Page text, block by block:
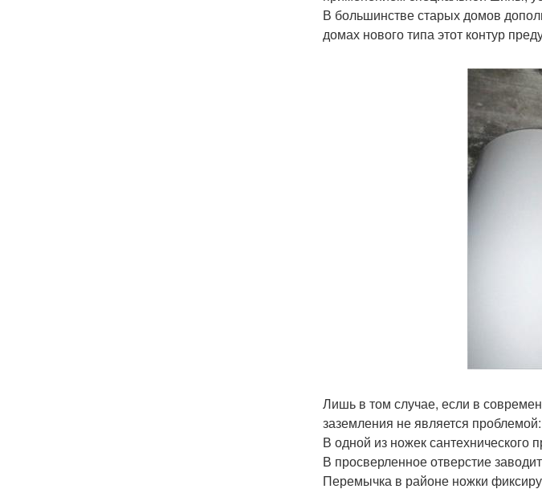
В большинстве старых домов
домах нового типа этот контур
Лишь в том случае, если в
заземления не является проблемой:
В одной из ножек сантехнического
В просверленное отверстие
Перемычка в районе ножки